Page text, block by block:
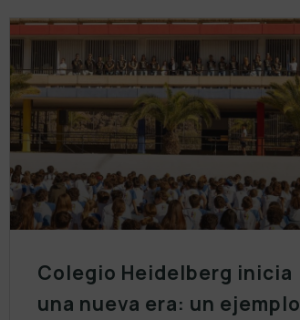
Colegio Heidelberg inicia
una nueva era: un ejemplo